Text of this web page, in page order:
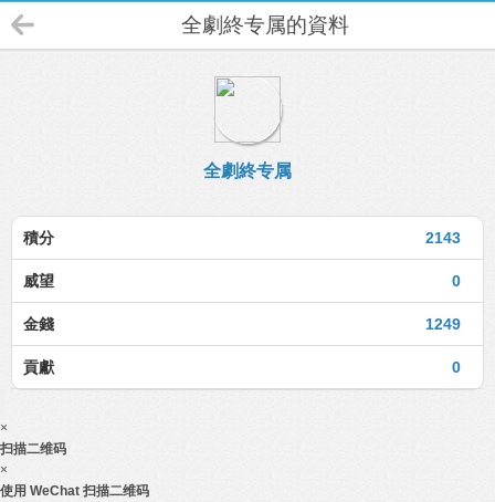
全劇終专属的資料
全劇終专属
2143
積分
0
威望
1249
金錢
0
貢獻
×
扫描二维码
×
使用 WeChat 扫描二维码